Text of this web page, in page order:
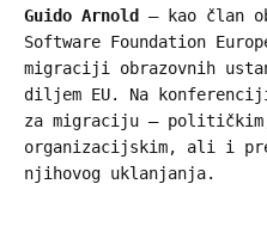
Guido Arnold
– kao član
Software Foundation
migraciji obrazovnih
diljem EU. Na
za migraciju –
organizacijskim, ali i
njihovog uklanjanja.